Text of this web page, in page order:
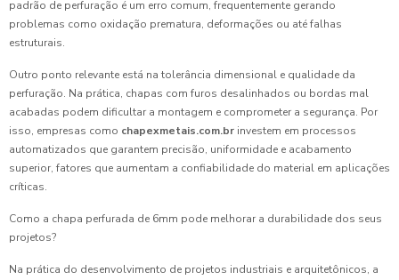
padrão de perfuração é um erro comum, frequentemente gerando
problemas como oxidação prematura, deformações ou até falhas
estruturais.
Outro ponto relevante está na tolerância dimensional e qualidade da
perfuração. Na prática, chapas com furos desalinhados ou bordas mal
acabadas podem dificultar a montagem e comprometer a segurança. Por
isso, empresas como chapexmetais.com.br investem em processos
automatizados que garantem precisão, uniformidade e acabamento
superior, fatores que aumentam a confiabilidade do material em aplicações
críticas.
Como a chapa perfurada de 6mm pode melhorar a durabilidade dos seus
projetos?
Na prática do desenvolvimento de projetos industriais e arquitetônicos, a